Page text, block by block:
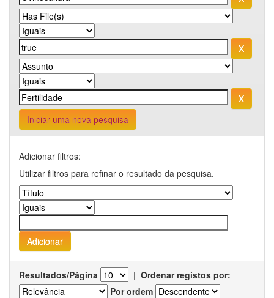
Iniciar uma nova pesquisa
Adicionar filtros:
Utilizar filtros para refinar o resultado da pesquisa.
Resultados/Página | Ordenar registos por:
Por ordem